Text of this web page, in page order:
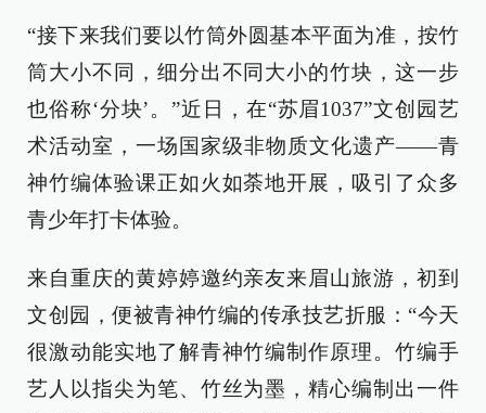
“接下来我们要以竹筒外圆基本平面为准，按竹
筒大小不同，细分出不同大小的竹块，这一步
也俗称‘分块’。”近日，在“苏眉1037”文创园艺
术活动室，一场国家级非物质文化遗产——青
神竹编体验课正如火如荼地开展，吸引了众多
青少年打卡体验。
来自重庆的黄婷婷邀约亲友来眉山旅游，初到
文创园，便被青神竹编的传承技艺折服：“今天
很激动能实地了解青神竹编制作原理。竹编手
艺人以指尖为笔、竹丝为墨，精心编制出一件